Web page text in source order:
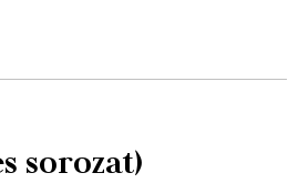
sorozat)